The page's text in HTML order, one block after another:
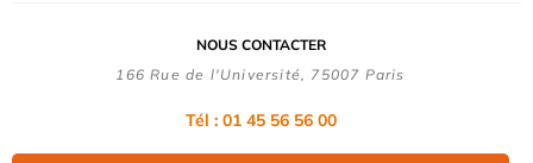
NOUS CONTACTER
166 Rue de l'Université, 75007 Paris
Tél : 01 45 56 56 00